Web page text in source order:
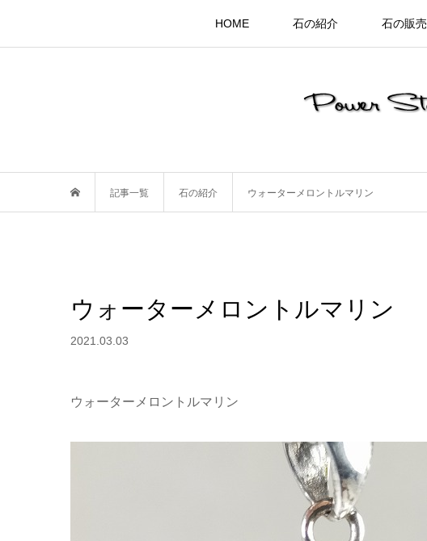
HOME 石の紹介 石の販売
記事一覧 石の紹介 ウォーターメロントルマリン
ウォーターメロントルマリン
2021.03.03
ウォーターメロントルマリン